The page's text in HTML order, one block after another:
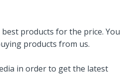
products for the price. You
products from us.
in order to get the latest